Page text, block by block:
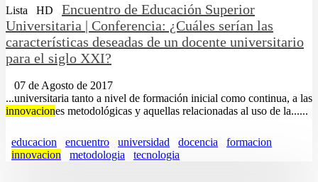
Lista HD
Encuentro de Educación Superior
Universitaria | Conferencia: ¿Cuáles serían las
características deseadas de un docente universitario
para el siglo XXI?
07 de Agosto de 2017
...universitaria tanto a nivel de formación inicial como continua, a las
innovaciones metodológicas y aquellas relacionadas al uso de la......
educacion encuentro universidad docencia
formacion
innovacion
metodologia tecnologia